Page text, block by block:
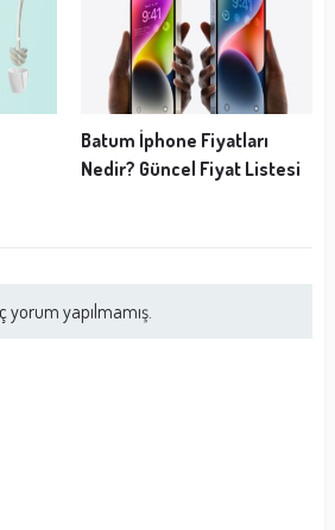
Batum İphone Fiyatları
Nedir? Güncel Fiyat Listesi
yorum yapılmamış.